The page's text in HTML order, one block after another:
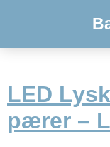
LED
pærer –